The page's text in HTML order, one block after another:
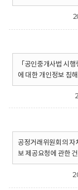
「공인중개사법 시
에 대한 개인정보 침
공정거래위원회의 자
보 제공요청에 관한 건